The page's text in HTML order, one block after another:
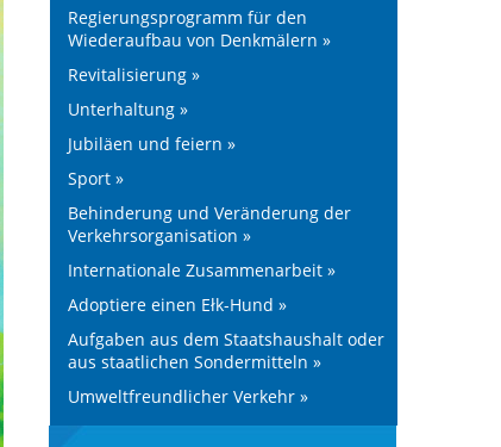
Regierungsprogramm für den
Wiederaufbau von Denkmälern »
Revitalisierung »
Unterhaltung »
Jubiläen und feiern »
Sport »
Behinderung und Veränderung der
Verkehrsorganisation »
Internationale Zusammenarbeit »
Adoptiere einen Ełk-Hund »
Aufgaben aus dem Staatshaushalt oder
aus staatlichen Sondermitteln »
Umweltfreundlicher Verkehr »